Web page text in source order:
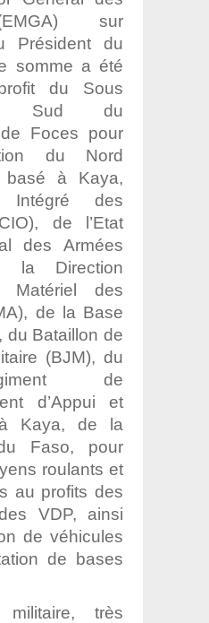
sur
Président du
somme a été
du Sous
Sud du
Foces pour
du Nord
basé à Kaya,
des
de l’Etat
des Armées
la Direction
Matériel des
de la Base
du Bataillon de
(BJM), du
de
d’Appui et
Kaya, de la
Faso, pour
roulants et
au profits des
VDP, ainsi
de véhicules
de bases
très